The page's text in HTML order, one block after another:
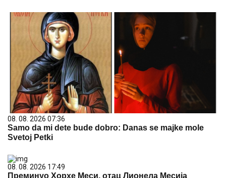
08. 08. 2026 07:36
Samo da mi dete bude dobro: Danas se majke mole
Svetoj Petki
08. 08. 2026 17:49
Преминуо Хорхе Меси, отац Лионела Месија